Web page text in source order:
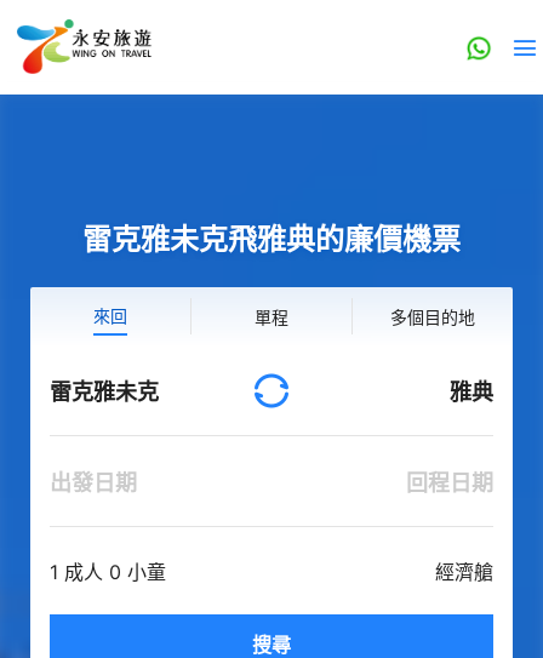
雷克雅未克飛雅典的廉價機票
來回 單程 多個目的地
雷克雅未克 雅典
出發日期 回程日期
1 成人 0 小童 經濟艙
搜尋